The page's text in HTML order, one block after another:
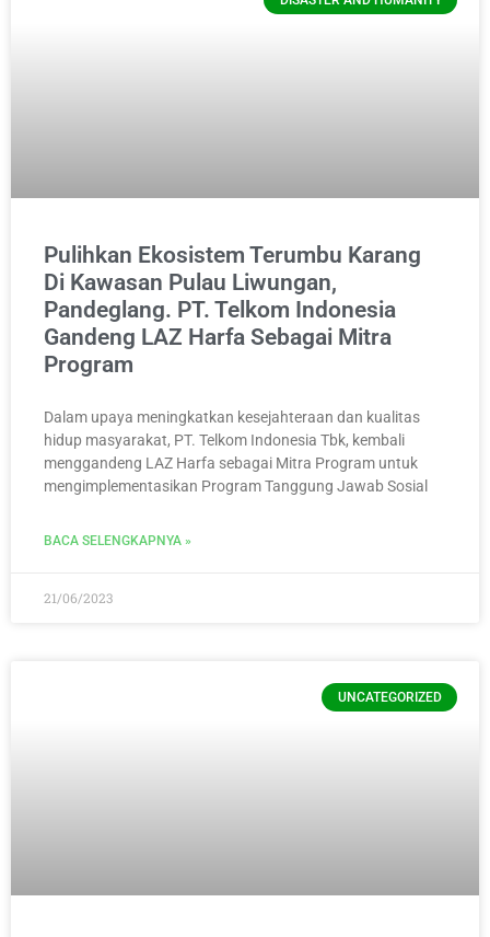
Pulihkan Ekosistem Terumbu Karang
Di Kawasan Pulau Liwungan,
Pandeglang. PT. Telkom Indonesia
Gandeng LAZ Harfa Sebagai Mitra
Program
Dalam upaya meningkatkan kesejahteraan dan kualitas
hidup masyarakat, PT. Telkom Indonesia Tbk, kembali
menggandeng LAZ Harfa sebagai Mitra Program untuk
mengimplementasikan Program Tanggung Jawab Sosial
BACA SELENGKAPNYA »
21/06/2023
UNCATEGORIZED